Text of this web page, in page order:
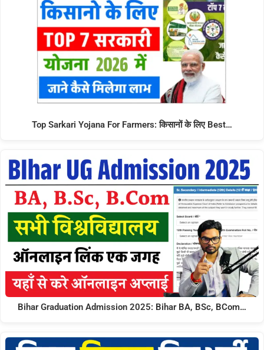
Top Sarkari Yojana For Farmers: किसानों के लिए Best…
Bihar Graduation Admission 2025: Bihar BA, BSc, BCom…